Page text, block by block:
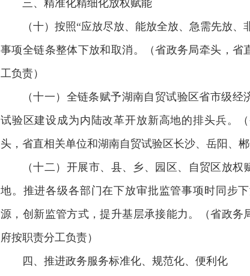
三、精准化精细化放权赋能
（十）按照“应放尽放、能放全放、急需先放
事项全链条整体下放和取消。（省政务局牵头，
工负责）
（十一）全链条赋予湖南自贸试验区省市级
试验区建设成为内陆改革开放新高地的排头兵。
头，省直相关单位和湖南自贸试验区长沙、岳阳、
（十二）开展市、县、乡、园区、自贸区放
地。推进各级各部门在下放审批监管事项时同步
源，创新监管方式，提升基层承接能力。（省政
府按职责分工负责）
四、推进政务服务标准化、规范化、便利化